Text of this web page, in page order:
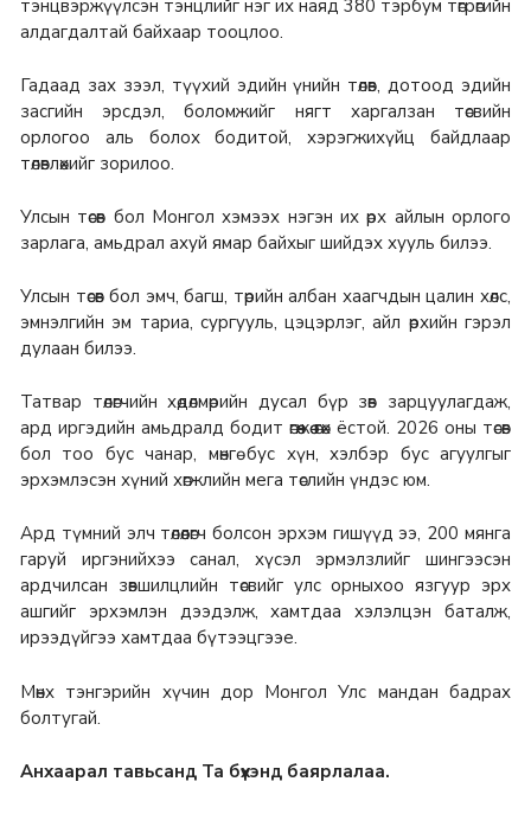
тэнцвэржүүлсэн тэнцлийг нэг их наяд 380 тэрбум төгрөгийн
алдагдалтай байхаар тооцлоо.
Гадаад зах зээл, түүхий эдийн үнийн төлөв, дотоод эдийн
засгийн эрсдэл, боломжийг нягт харгалзан төсвийн
орлогоо аль болох бодитой, хэрэгжихүйц байдлаар
төлөвлөхийг зорилоо.
Улсын төсөв бол Монгол хэмээх нэгэн их өрх айлын орлого
зарлага, амьдрал ахуй ямар байхыг шийдэх хууль билээ.
Улсын төсөв бол эмч, багш, төрийн албан хаагчдын цалин хөлс,
эмнэлгийн эм тариа, сургууль, цэцэрлэг, айл өрхийн гэрэл
дулаан билээ.
Татвар төлөгчийн хөдөлмөрийн дусал бүр зөв зарцуулагдаж,
ард иргэдийн амьдралд бодит өгөөжөө өгөх ёстой. 2026 оны төсөв
бол тоо бус чанар, мөнгө бус хүн, хэлбэр бус агуулгыг
эрхэмлэсэн хүний хөгжлийн мега төслийн үндэс юм.
Ард түмний элч төлөөлөгч болсон эрхэм гишүүд ээ, 200 мянга
гаруй иргэнийхээ санал, хүсэл эрмэлзлийг шингээсэн
ардчилсан зөвшилцлийн төсвийг улс орныхоо язгуур эрх
ашгийг эрхэмлэн дээдэлж, хамтдаа хэлэлцэн баталж,
ирээдүйгээ хамтдаа бүтээцгээе.
Мөнх тэнгэрийн хүчин дор Монгол Улс мандан бадрах
болтугай.
Анхаарал тавьсанд Та бүхэнд баярлалаа.